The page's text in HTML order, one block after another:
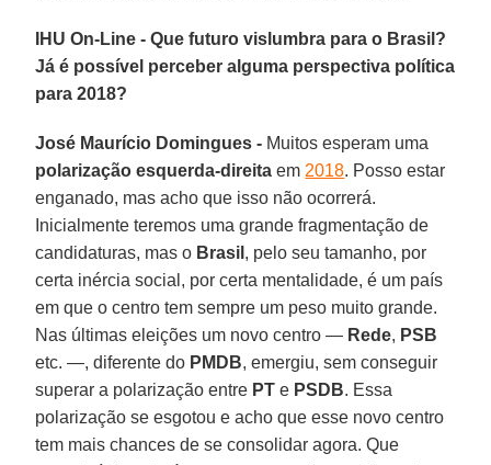
IHU On-Line - Que futuro vislumbra para o Brasil?
Já é possível perceber alguma perspectiva política
para 2018?
José Maurício Domingues - Muitos esperam uma
polarização esquerda-direita em 2018. Posso estar
enganado, mas acho que isso não ocorrerá.
Inicialmente teremos uma grande fragmentação de
candidaturas, mas o Brasil , pelo seu tamanho, por
certa inércia social, por certa mentalidade, é um país
em que o centro tem sempre um peso muito grande.
Nas últimas eleições um novo centro — Rede, PSB
etc. —, diferente do PMDB, emergiu, sem conseguir
superar a polarização entre PT e PSDB. Essa
polarização se esgotou e acho que esse novo centro
tem mais chances de se consolidar agora. Que